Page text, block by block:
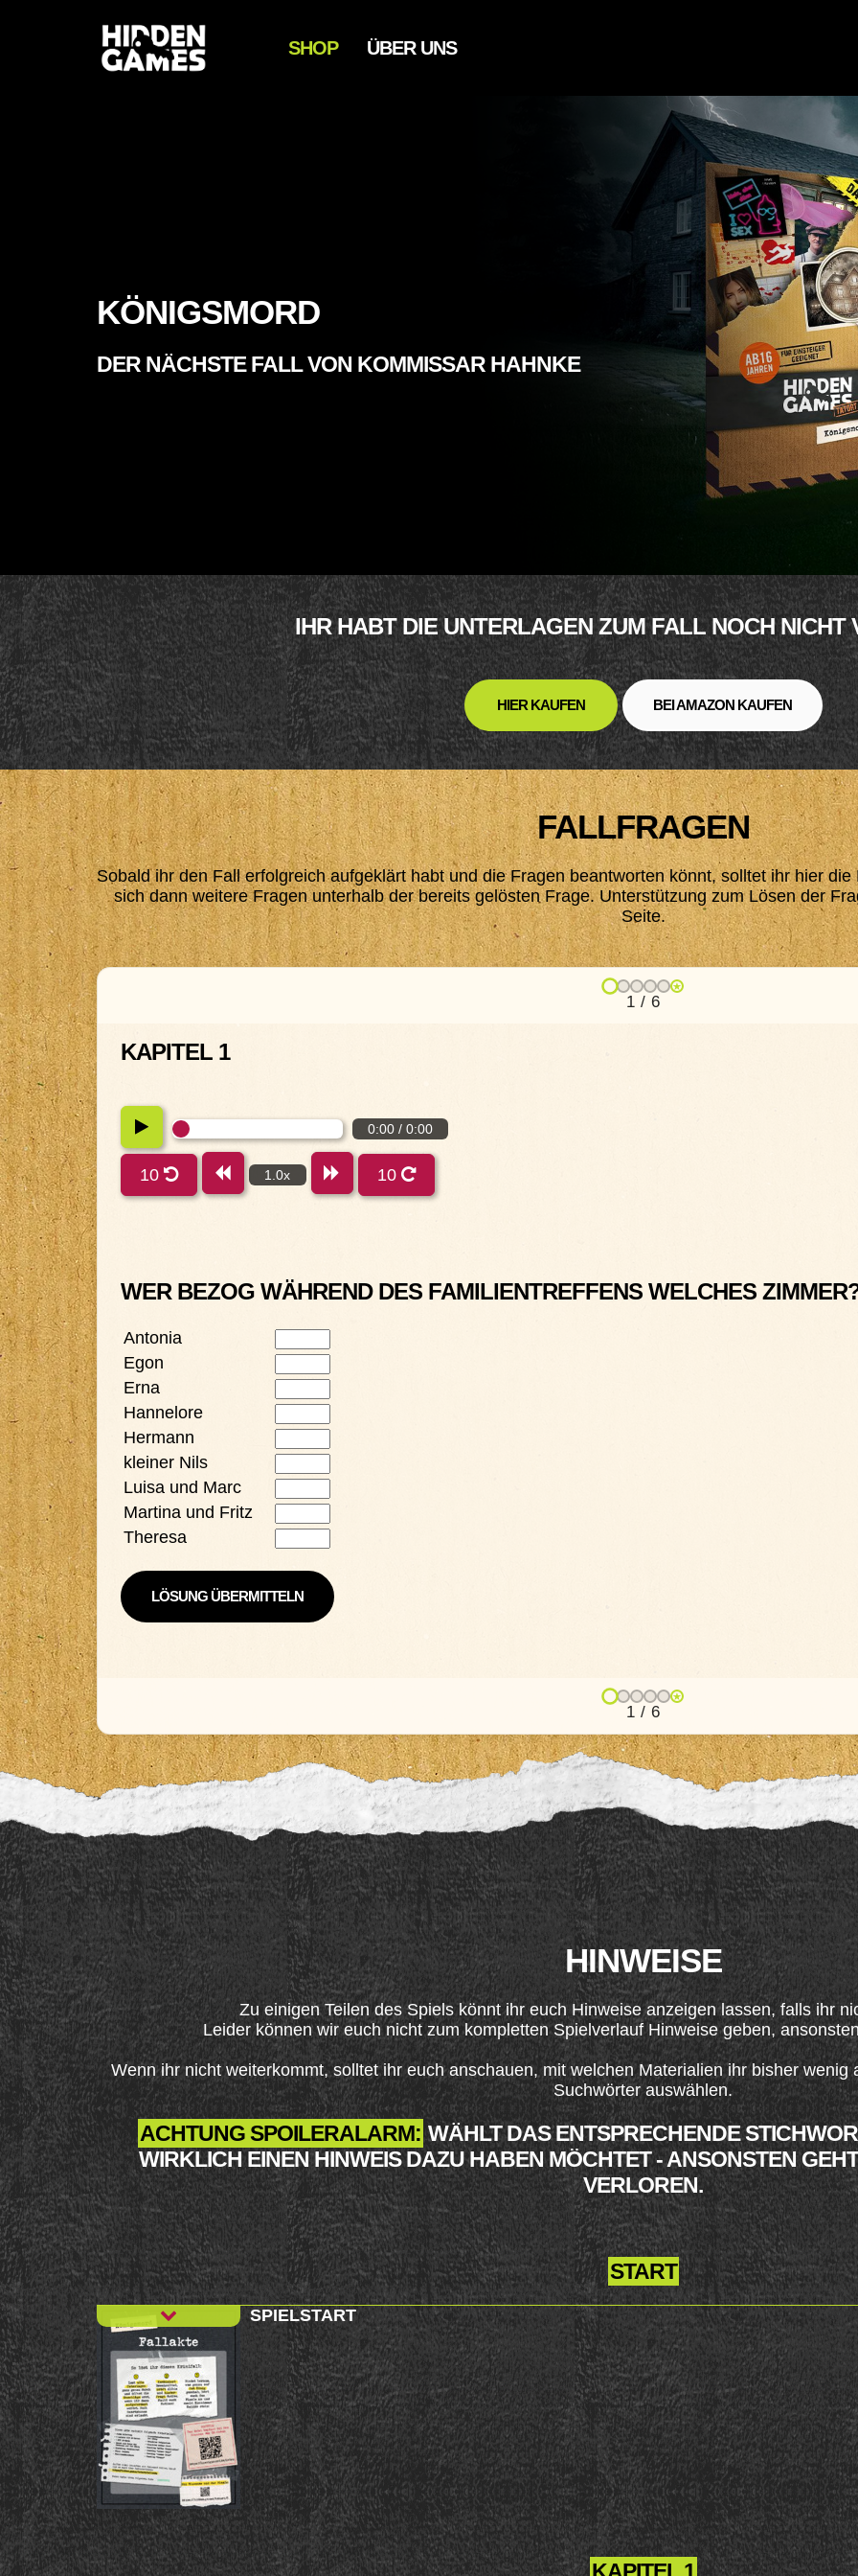
SHOP ÜBER UNS
KÖNIGSMORD
DER NÄCHSTE FALL VON KOMMISSAR HAHNKE
IHR HABT DIE UNTERLAGEN ZUM FALL NOCH NICHT
HIER KAUFEN BEI AMAZON KAUFEN
FALLFRAGEN
Sobald ihr den Fall erfolgreich aufgeklärt habt und die Fragen beantworten könnt, solltet ihr hier
sich dann weitere Fragen unterhalb der bereits gelösten Frage. Unterstützung zum Lösen der
Seite.
★
1 / 6
KAPITEL 1
0:00 / 0:00
10 1.0x 10
WER BEZOG WÄHREND DES FAMILIENTREFFENS WELCHES
Antonia
Egon
Erna
Hannelore
Hermann
kleiner Nils
Luisa und Marc
Martina und Fritz
Theresa
★
1 / 6
HINWEISE
Zu einigen Teilen des Spiels könnt ihr euch Hinweise anzeigen lassen, falls ihr
Leider können wir euch nicht zum kompletten Spielverlauf Hinweise geben,
Wenn ihr nicht weiterkommt, solltet ihr euch anschauen, mit welchen Materialien ihr bisher
Suchwörter auswählen.
ACHTUNG SPOILERALARM: WÄHLT DAS ENTSPRECHENDE
WIRKLICH EINEN HINWEIS DAZU HABEN MÖCHTET - ANSONSTEN GEHT
ERLOREN.
START
SPIELSTART